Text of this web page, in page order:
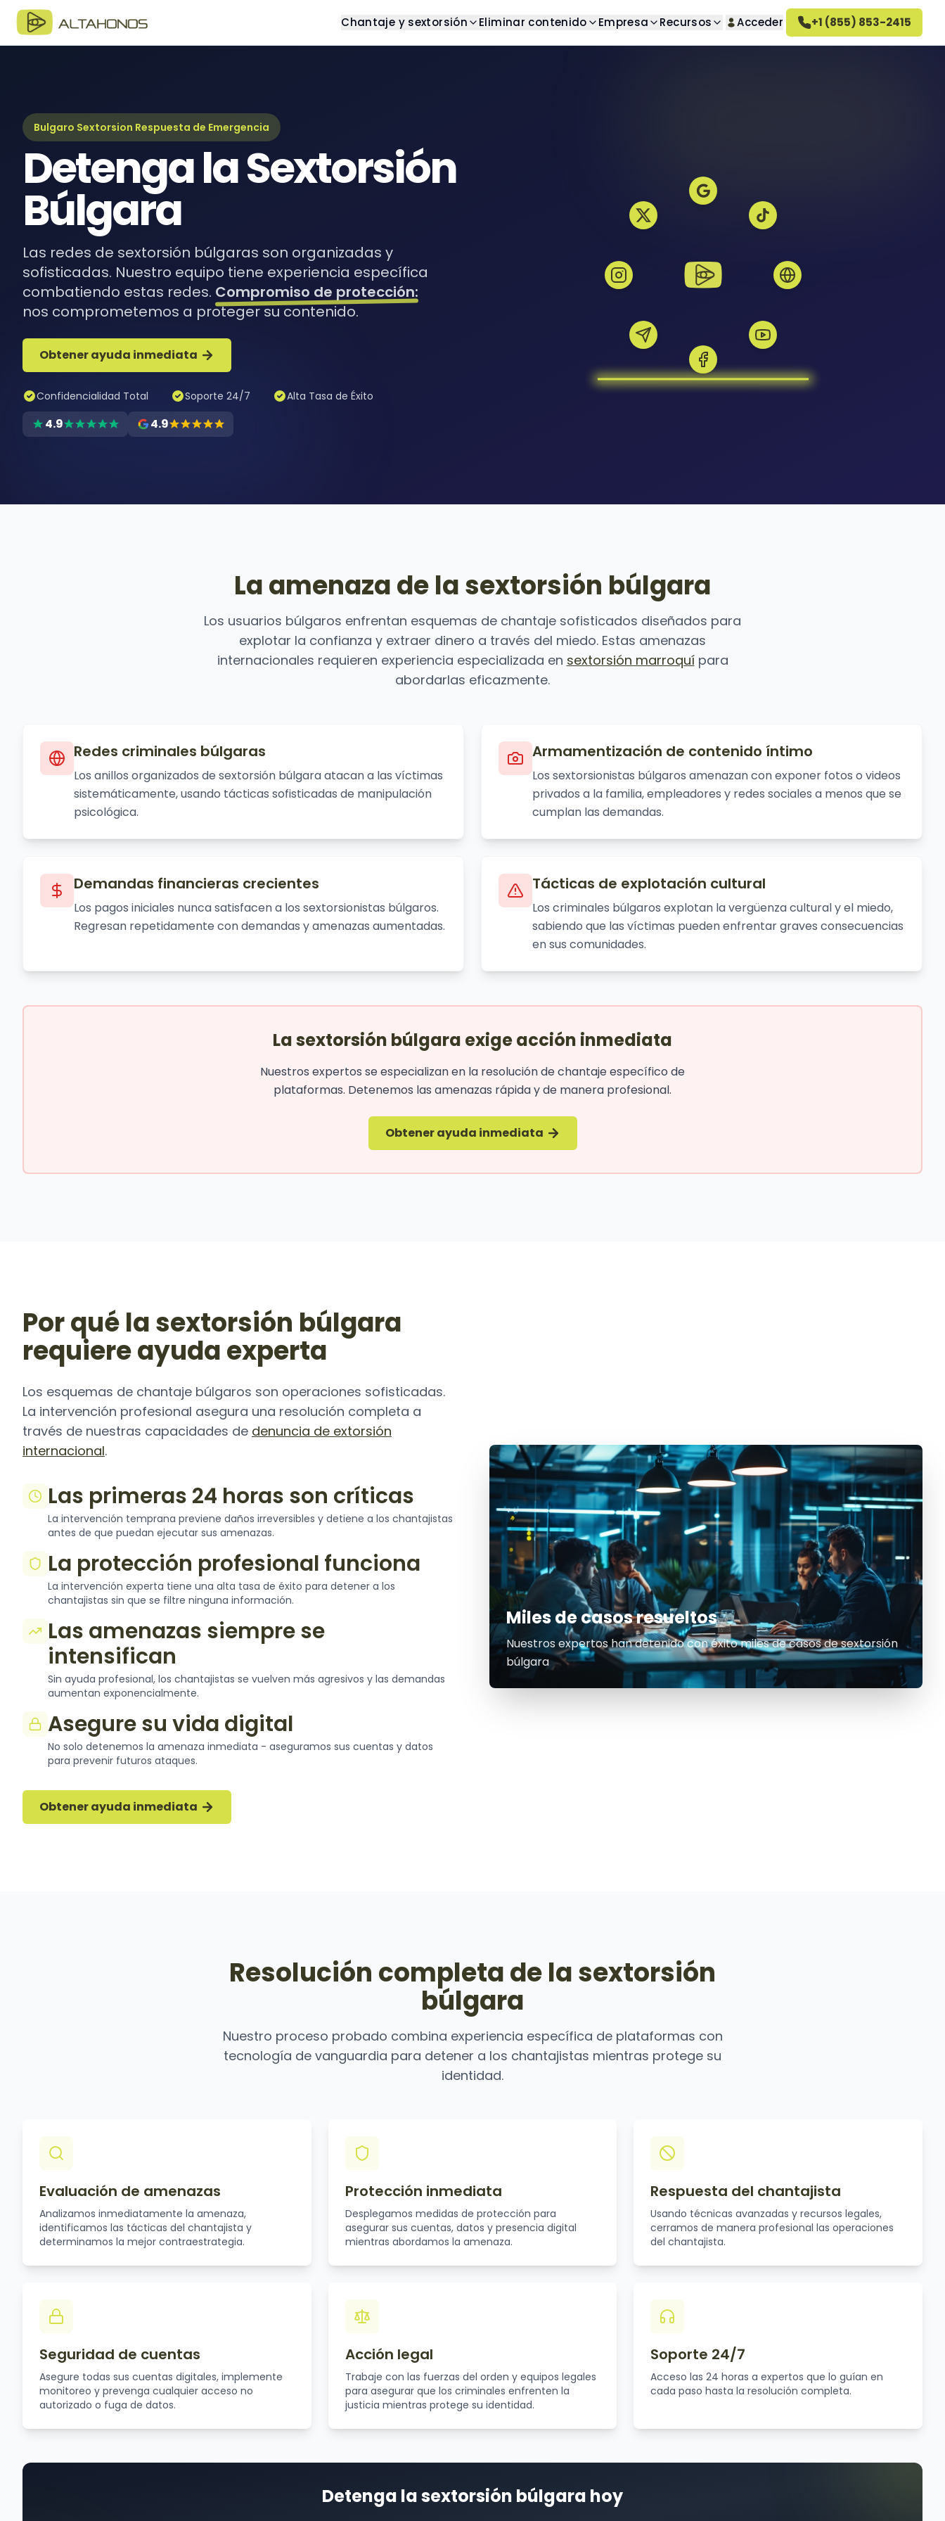
Chantaje y sextorsión Eliminar contenido
Eliminar contenido privado
Empresa
Reseñas de Altahonos
Vea lo que dicen nuestros
clientes
Recursos
Recursos y guías digitales
Acceder +1 (855) 853-2415
Bulgaro Sextorsion Respuesta de Emergencia
Detenga la Sextorsión
Búlgara
Las redes de sextorsión búlgaras son organizadas y
sofisticadas. Nuestro equipo tiene experiencia específica
combatiendo estas redes. Compromiso de protección:
nos comprometemos a proteger su contenido.
Obtener ayuda inmediata
Confidencialidad Total Soporte 24/7 Alta Tasa de Éxito
4.9 4.9
La amenaza de la sextorsión búlgara
Los usuarios búlgaros enfrentan esquemas de chantaje sofisticados diseñados para
explotar la confianza y extraer dinero a través del miedo. Estas amenazas
internacionales requieren experiencia especializada en sextorsión marroquípara
abordarlas eficazmente.
Redes criminales búlgaras
Los anillos organizados de sextorsión búlgara atacan a las víctimas
sistemáticamente, usando tácticas sofisticadas de manipulación
psicológica.
Armamentización de contenido íntimo
Los sextorsionistas búlgaros amenazan con exponer fotos o videos
privados a la familia, empleadores y redes sociales a menos que se
cumplan las demandas.
Demandas financieras crecientes
Los pagos iniciales nunca satisfacen a los sextorsionistas búlgaros.
Regresan repetidamente con demandas y amenazas aumentadas.
Tácticas de explotación cultural
Los criminales búlgaros explotan la vergüenza cultural y el miedo,
sabiendo que las víctimas pueden enfrentar graves consecuencias
en sus comunidades.
La sextorsión búlgara exige acción inmediata
Nuestros expertos se especializan en la resolución de chantaje específico de
plataformas. Detenemos las amenazas rápida y de manera profesional.
Obtener ayuda inmediata
Por qué la sextorsión búlgara
requiere ayuda experta
Los esquemas de chantaje búlgaros son operaciones sofisticadas.
La intervención profesional asegura una resolución completa a
través de nuestras capacidades de denuncia de extorsión
internacional.
Las primeras 24 horas son críticas
La intervención temprana previene daños irreversibles y detiene a los chantajistas
antes de que puedan ejecutar sus amenazas.
La protección profesional funciona
La intervención experta tiene una alta tasa de éxito para detener a los
chantajistas sin que se filtre ninguna información.
Las amenazas siempre se
intensifican
Sin ayuda profesional, los chantajistas se vuelven más agresivos y las demandas
aumentan exponencialmente.
Asegure su vida digital
No solo detenemos la amenaza inmediata - aseguramos sus cuentas y datos
para prevenir futuros ataques.
Obtener ayuda inmediata
Miles de casos resueltos
Nuestros expertos han detenido con éxito miles de casos de sextorsión
búlgara
Resolución completa de la sextorsión
búlgara
Nuestro proceso probado combina experiencia específica de plataformas con
tecnología de vanguardia para detener a los chantajistas mientras protege su
identidad.
Evaluación de amenazas
Analizamos inmediatamente la amenaza,
identificamos las tácticas del chantajista y
determinamos la mejor contraestrategia.
Protección inmediata
Desplegamos medidas de protección para
asegurar sus cuentas, datos y presencia digital
mientras abordamos la amenaza.
Respuesta del chantajista
Usando técnicas avanzadas y recursos legales,
cerramos de manera profesional las operaciones
del chantajista.
Seguridad de cuentas
Asegure todas sus cuentas digitales, implemente
monitoreo y prevenga cualquier acceso no
autorizado o fuga de datos.
Acción legal
Trabaje con las fuerzas del orden y equipos legales
para asegurar que los criminales enfrenten la
justicia mientras protege su identidad.
Soporte 24/7
Acceso las 24 horas a expertos que lo guían en
cada paso hasta la resolución completa.
Detenga la sextorsión búlgara hoy